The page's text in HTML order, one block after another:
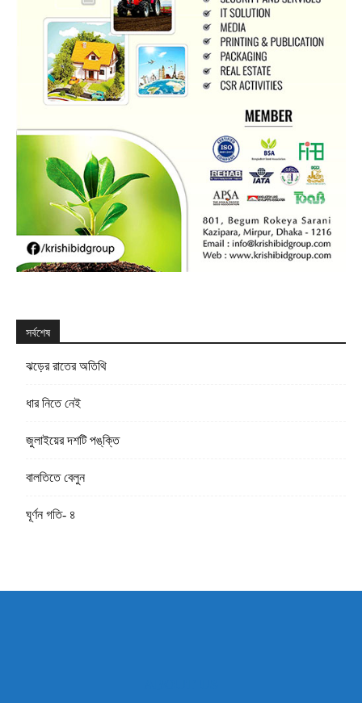
সর্বশেষ
ঝড়ের রাতের অতিথি
ধার নিতে নেই
জুলাইয়ের দশটি পঙ্‌ক্তি
বালতিতে বেলুন
ঘূর্ণন গতি- ৪